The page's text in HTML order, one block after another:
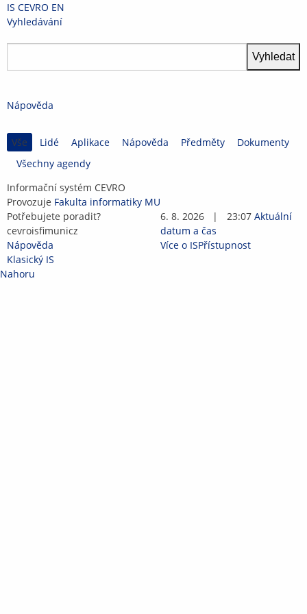
Přeskočit
na
Přeskočit
na
Přeskočit
na
Přeskočit
na
IS CEVRO EN
>
Vyhledávání
Nápověda
Vše Lidé Aplikace Nápověda Předměty
Dokumenty
Všechny agendy
IS
CEVRO
Informační systém CEVRO
Provozuje Fakulta informatiky MU
Potřebujete poradit?
cevroisfimunicz
Nápověda
Klasický IS
6. 8. 2026 | 23:07 Aktuální
datum a čas
Více o ISPřístupnost
Nahoru